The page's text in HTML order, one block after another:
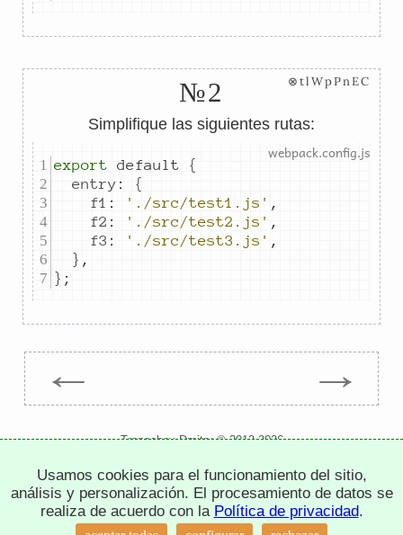
№2 ⊗tlWpPnEC
Simplifique las siguientes rutas:
export default
{
entry :
{
f1 : './src/test1.js' ,
f2 : './src/test2.js' ,
f3 : './src/test3.js' ,
} ,
} ;
← →
Trepachev Dmitry © 2012-2026
política de privacidad configurar cookies
Usamos cookies para el funcionamiento del sitio,
análisis y personalización. El procesamiento de datos se
realiza de acuerdo con la Política de privacidad.